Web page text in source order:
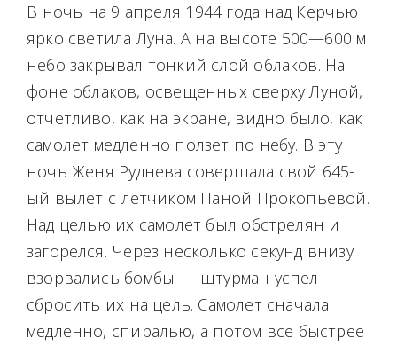
В ночь на 9 апреля 1944 года над Керчью
ярко светила Луна. А на высоте 500—600 м
небо закрывал тонкий слой облаков. На
фоне облаков, освещенных сверху Луной,
отчетливо, как на экране, видно было, как
самолет медленно ползет по небу. В эту
ночь Женя Руднева совершала свой 645-
ый вылет с летчиком Паной Прокопьевой.
Над целью их самолет был обстрелян и
загорелся. Через несколько секунд внизу
взорвались бомбы — штурман успел
сбросить их на цель. Самолет сначала
медленно, спиралью, а потом все быстрее